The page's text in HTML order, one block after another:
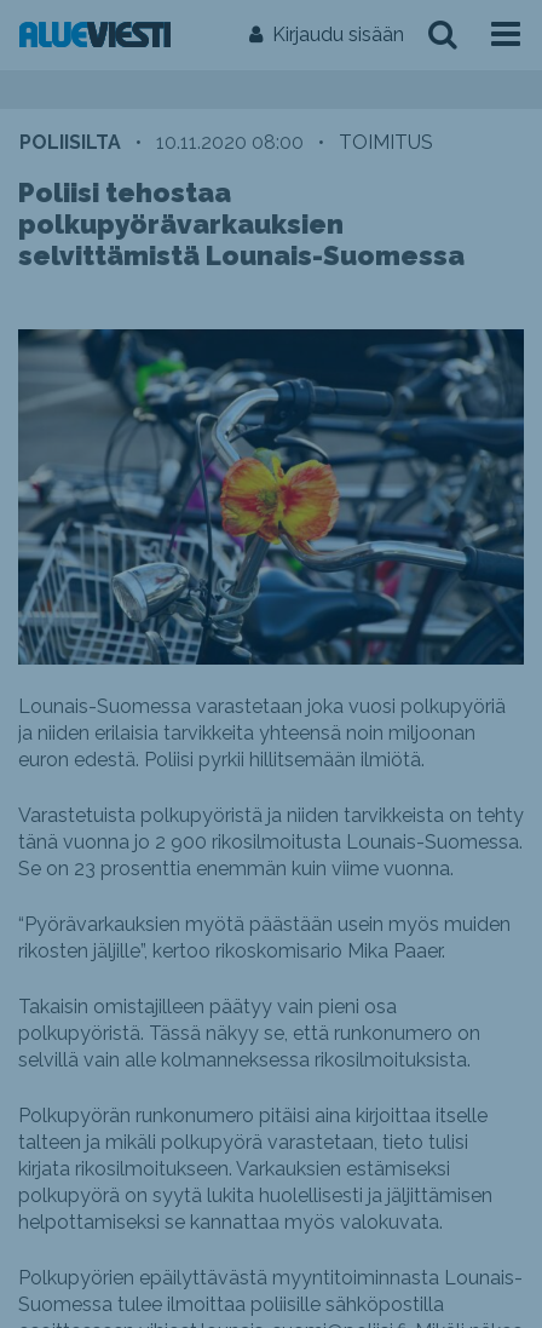
Kirjaudu sisään
POLIISILTA • 10.11.2020 08:00 • TOIMITUS
Poliisi tehostaa
polkupyörävarkauksien
selvittämistä Lounais-Suomessa
Lounais-Suomessa varastetaan joka vuosi polkupyöriä
ja niiden erilaisia tarvikkeita yhteensä noin miljoonan
euron edestä. Poliisi pyrkii hillitsemään ilmiötä.
Varastetuista polkupyöristä ja niiden tarvikkeista on tehty
tänä vuonna jo 2 900 rikosilmoitusta Lounais-Suomessa.
Se on 23 prosenttia enemmän kuin viime vuonna.
“Pyörävarkauksien myötä päästään usein myös muiden
rikosten jäljille”, kertoo rikoskomisario Mika Paaer.
Takaisin omistajilleen päätyy vain pieni osa
polkupyöristä. Tässä näkyy se, että runkonumero on
selvillä vain alle kolmanneksessa rikosilmoituksista.
Polkupyörän runkonumero pitäisi aina kirjoittaa itselle
talteen ja mikäli polkupyörä varastetaan, tieto tulisi
kirjata rikosilmoitukseen. Varkauksien estämiseksi
polkupyörä on syytä lukita huolellisesti ja jäljittämisen
helpottamiseksi se kannattaa myös valokuvata.
Polkupyörien epäilyttävästä myyntitoiminnasta Lounais-
Suomessa tulee ilmoittaa poliisille sähköpostilla